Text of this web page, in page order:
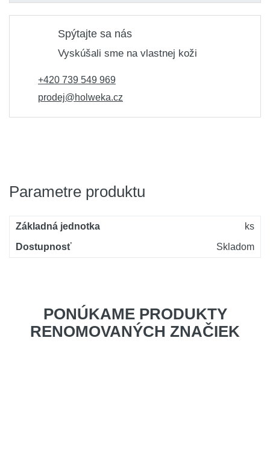
Spýtajte sa nás
Vyskúšali sme na vlastnej koži
+420 739 549 969
prodej@holweka.cz
Parametre produktu
Základná jednotka
ks
Dostupnosť
Skladom
PONÚKAME PRODUKTY
RENOMOVANÝCH ZNAČIEK